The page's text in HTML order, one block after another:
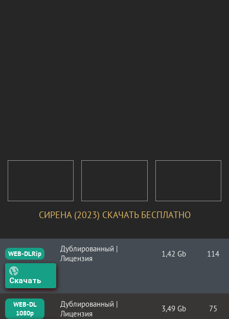
СИРЕНА (2023) СКАЧАТЬ БЕСПЛАТНО
WEB-DLRip
Дублированный |
Лицензия
1,42 Gb 114
Скачать
WEB-DL
1080p
Дублированный |
Лицензия
3,49 Gb 75